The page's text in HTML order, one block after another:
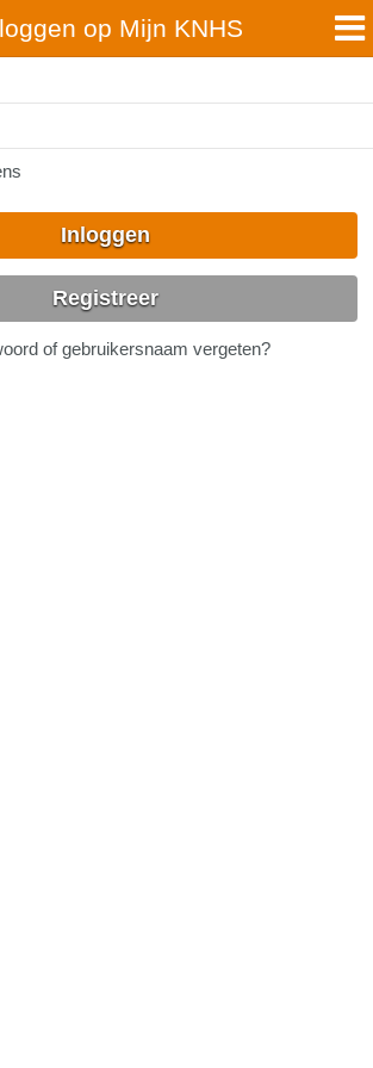
op Mijn KNHS
Inloggen
Registreer
of gebruikersnaam vergeten?